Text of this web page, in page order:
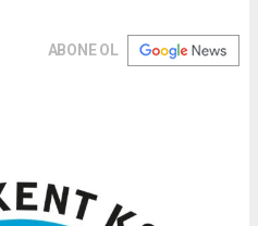
ABONE OL